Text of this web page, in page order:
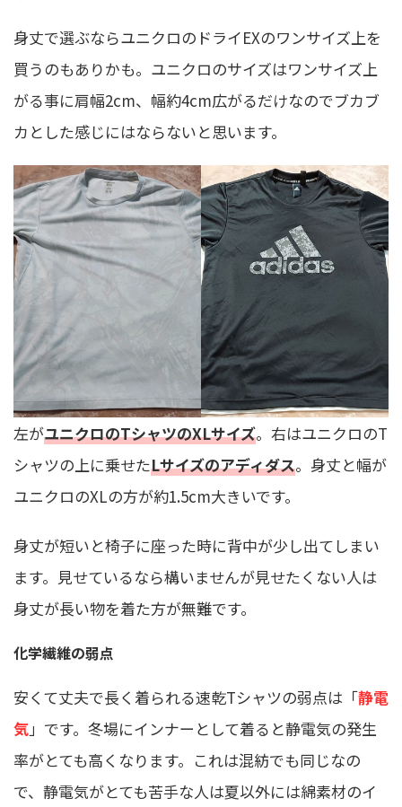
身丈で選ぶならユニクロのドライEXのワンサイズ上を
買うのもありかも。ユニクロのサイズはワンサイズ上
がる事に肩幅2cm、幅約4cm広がるだけなのでブカブ
カとした感じにはならないと思います。
左がユニクロのTシャツのXLサイズ。右はユニクロのT
シャツの上に乗せたLサイズのアディダス。身丈と幅が
ユニクロのXLの方が約1.5cm大きいです。
身丈が短いと椅子に座った時に背中が少し出てしまい
ます。見せているなら構いませんが見せたくない人は
身丈が長い物を着た方が無難です。
化学繊維の弱点
安くて丈夫で長く着られる速乾Tシャツの弱点は「静電
気」です。冬場にインナーとして着ると静電気の発生
率がとても高くなります。これは混紡でも同じなの
で、静電気がとても苦手な人は夏以外には綿素材のイ